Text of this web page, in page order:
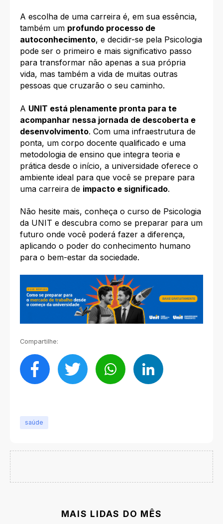
A escolha de uma carreira é, em sua essência,
também um profundo processo de
autoconhecimento, e decidir-se pela Psicologia
pode ser o primeiro e mais significativo passo
para transformar não apenas a sua própria
vida, mas também a vida de muitas outras
pessoas que cruzarão o seu caminho.
A UNIT está plenamente pronta para te
acompanhar nessa jornada de descoberta e
desenvolvimento. Com uma infraestrutura de
ponta, um corpo docente qualificado e uma
metodologia de ensino que integra teoria e
prática desde o início, a universidade oferece o
ambiente ideal para que você se prepare para
uma carreira de impacto e significado.
Não hesite mais, conheça o curso de Psicologia
da UNIT e descubra como se preparar para um
futuro onde você poderá fazer a diferença,
aplicando o poder do conhecimento humano
para o bem-estar da sociedade.
Compartilhe:
saúde
MAIS LIDAS DO MÊS